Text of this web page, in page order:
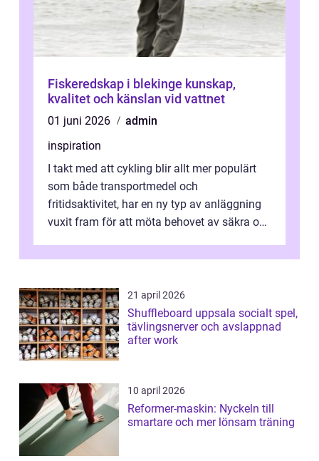
Fiskeredskap i blekinge kunskap,
kvalitet och känslan vid vattnet
01 juni 2026
admin
inspiration
I takt med att cykling blir allt mer populärt
som både transportmedel och
fritidsaktivitet, har en ny typ av anläggning
vuxit fram för att möta behovet av säkra och
21 april 2026
Shuffleboard uppsala socialt spel,
tävlingsnerver och avslappnad
after work
10 april 2026
Reformer-maskin: Nyckeln till
smartare och mer lönsam träning